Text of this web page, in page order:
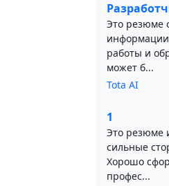
Это резюме
работы и
может б...
Tota AI
1
Это резюме
сильные
Хорошо
профес...